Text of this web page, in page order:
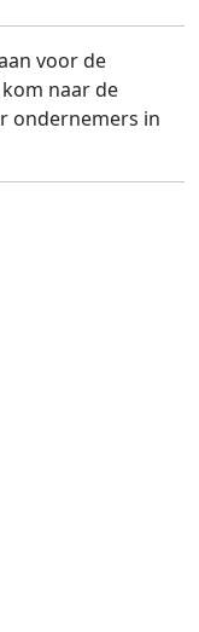
voor de
naar de
ondernemers in